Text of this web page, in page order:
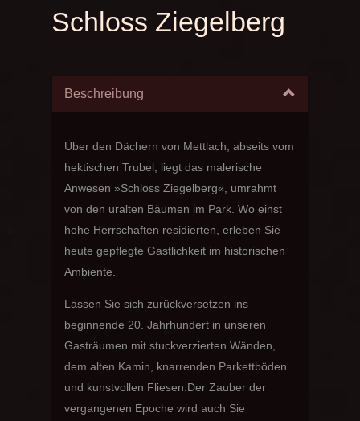
Schloss Ziegelberg
Beschreibung
Über den Dächern von Mettlach, abseits vom
hektischen Trubel, liegt das malerische
Anwesen »Schloss Ziegelberg«, umrahmt
von den uralten Bäumen im Park. Wo einst
hohe Herrschaften residierten, erleben Sie
heute gepflegte Gastlichkeit im historischen
Ambiente.
Lassen Sie sich zurückversetzen ins
beginnende 20. Jahrhundert in unseren
Gasträumen mit stuckverzierten Wänden,
dem alten Kamin, knarrenden Parkettböden
und kunstvollen Fliesen.Der Zauber der
vergangenen Epoche wird auch Sie